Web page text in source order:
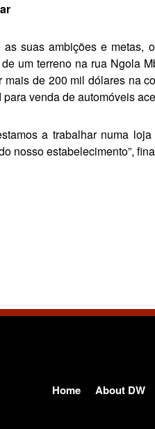
as suas ambições e metas,
um terreno na rua Ngola
mais de 200 mil dóla­res na
para venda de automóveis
a trabalhar numa
nosso estabeleci­mento”,
Home About DW